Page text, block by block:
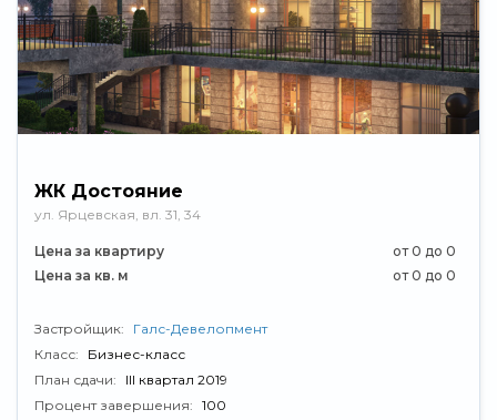
ЖК Достояние
ул. Ярцевская, вл. 31, 34
Цена за квартиру
от 0 до 0
Цена за кв. м
от 0 до 0
Застройщик:
Галс-Девелопмент
Класс:
Бизнес-класс
План сдачи:
III квартал 2019
Процент завершения: 100